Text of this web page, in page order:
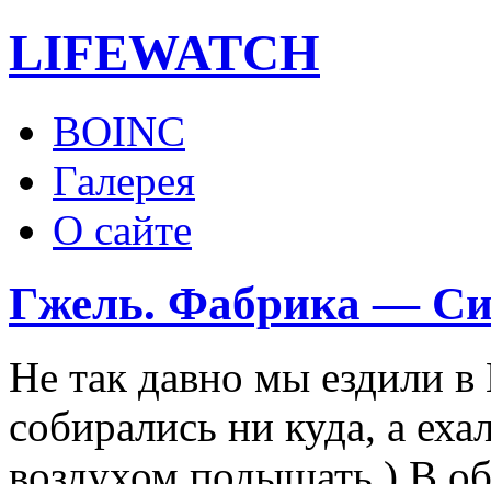
LIFEWATCH
BOINC
Галерея
О сайте
Гжель. Фабрика —
Не так давно мы ездили
собирались ни куда, а